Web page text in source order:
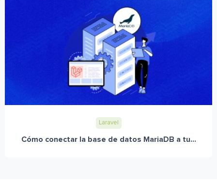
Laravel
Cómo conectar la base de datos MariaDB a tu...